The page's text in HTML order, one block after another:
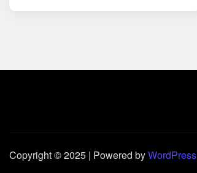
Copyright © 2025 | Powered byWordPress